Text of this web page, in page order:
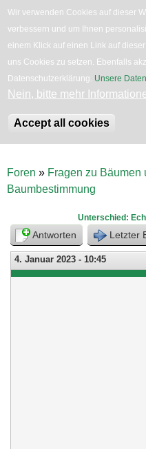
Wir verwenden Cookies auf dieser
verbessern und um Ihnen
einem Klick auf einen Link auf
uns Cookies zu setzen. Ebenfalls
Datenschutzerklärung. Unsere
Nein, bitte mehr
Accept all cookies
zum
Inhalt
English Bäume Blumen
Sie
sind
Foren » Fragen zu Bäumen
Baumbestimmung
Unterschied:
Antworten Letzter
4. Januar 2023 - 10:45